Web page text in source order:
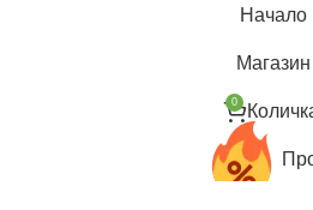
Начало
Магазин
0